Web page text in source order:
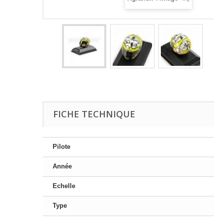
FICHE TECHNIQUE
Pilote
Année
Echelle
Type